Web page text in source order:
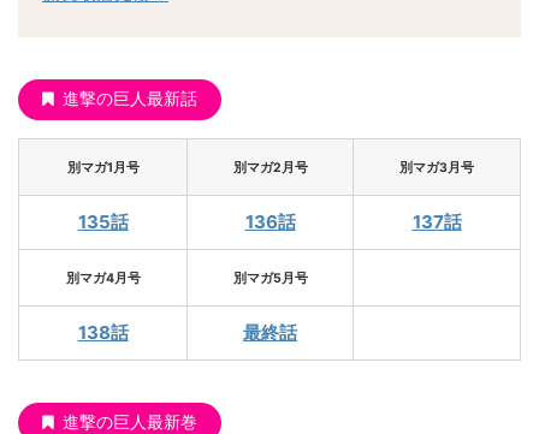
進撃の巨人最新話
別マガ1月号 別マガ2月号 別マガ3月号
135話 136話 137話
別マガ4月号 別マガ5月号
138話 最終話
進撃の巨人最新巻